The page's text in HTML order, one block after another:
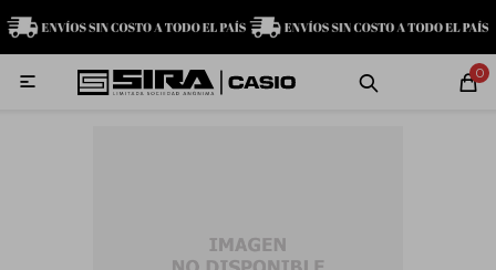
0

MI CUENTA
Relojes Servicio técnico Contacto